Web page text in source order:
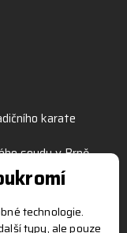
karate
soudu v Brně
info@ospprtk.cz
technologie.
typy, ale pouze